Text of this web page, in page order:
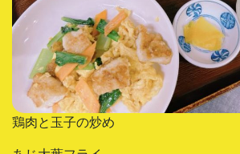
鶏肉と玉子の炒め